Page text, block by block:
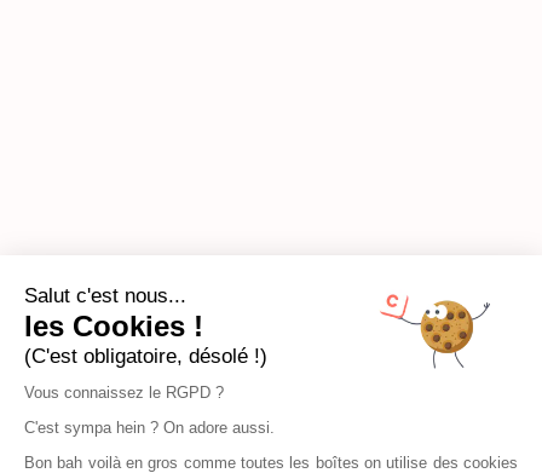
Salut c'est nous...
les Cookies !
(C'est obligatoire, désolé !)
Vous connaissez le RGPD ?
C'est sympa hein ? On adore aussi.
Bon bah voilà en gros comme toutes les boîtes on utilise des cookies